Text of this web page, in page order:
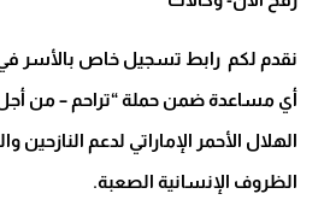
نقدم لكم رابط تسجيل خاص بالأسر في
أي مساعدة ضمن حملة “تراحم – من أجل
الهلال الأحمر الإماراتي لدعم
الظروف الإنسانية الصعبة.